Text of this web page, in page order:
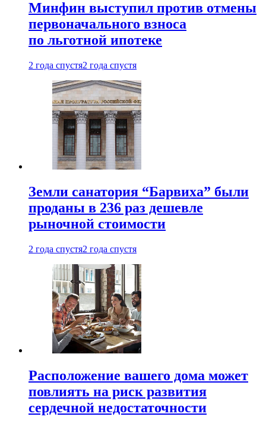
Минфин выступил против отмены
первоначального взноса
по льготной ипотеке
2 года спустя2 года спустя
Земли санатория “Барвиха” были
проданы в 236 раз дешевле
рыночной стоимости
2 года спустя2 года спустя
Расположение вашего дома может
повлиять на риск развития
сердечной недостаточности